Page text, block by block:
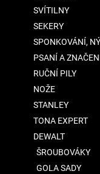
SVÍTILNY
SEKERY
SPONKOVÁNÍ,
PSANÍ A
RUČNÍ PILY
NOŽE
STANLEY
TONA EXPERT
DEWALT
ŠROUBOVÁKY
GOLA SADY